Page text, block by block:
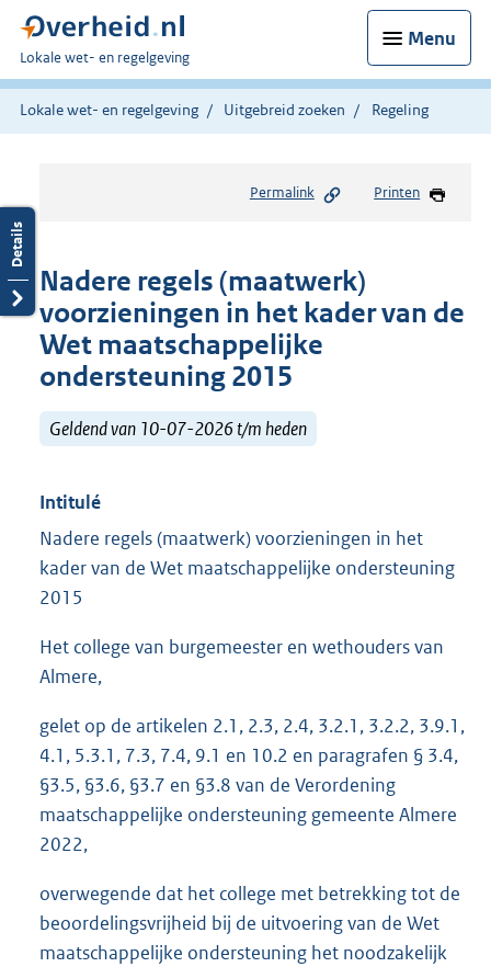
Menu
U
bent
hier:
Lokale wet- en regelgeving
Lokale wet- en regelgeving Uitgebreid zoeken Regeling
Permalink Printen
Nadere regels (maatwerk)
voorzieningen in het kader van de
Wet maatschappelijke
ondersteuning 2015
Geldend van 10-07-2026 t/m heden
Intitulé
Nadere regels (maatwerk) voorzieningen in het
kader van de Wet maatschappelijke ondersteuning
2015
Het college van burgemeester en wethouders van
Almere,
gelet op de artikelen 2.1, 2.3, 2.4, 3.2.1, 3.2.2, 3.9.1,
4.1, 5.3.1, 7.3, 7.4, 9.1 en 10.2 en paragrafen § 3.4,
§3.5, §3.6, §3.7 en §3.8 van de Verordening
maatschappelijke ondersteuning gemeente Almere
2022,
overwegende dat het college met betrekking tot de
beoordelingsvrijheid bij de uitvoering van de Wet
maatschappelijke ondersteuning het noodzakelijk